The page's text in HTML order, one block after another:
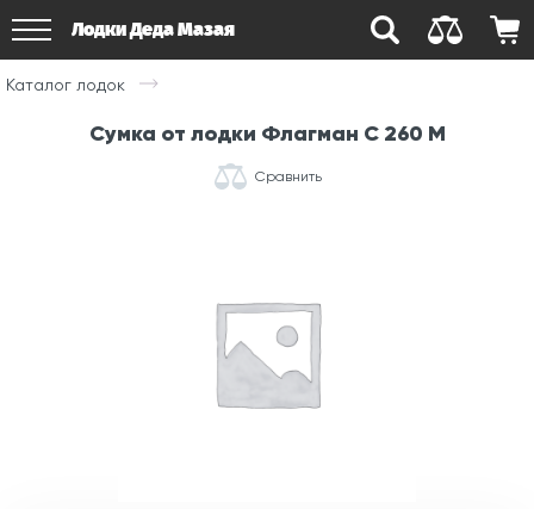
Лодки Деда Мазая
Каталог лодок
Сумка от лодки Флагман С 260 М
Сравнить